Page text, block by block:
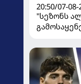
20:50/07-08-
"სეზონს
ყოფილმა